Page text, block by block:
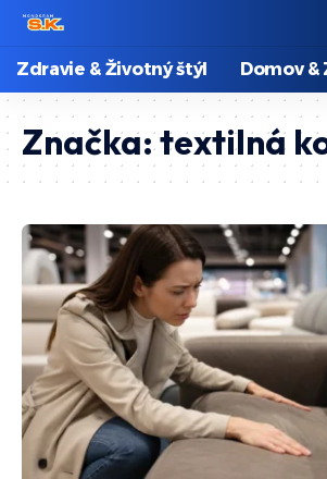
Zdravie & Životný štýl Domov &
Značka:textilná